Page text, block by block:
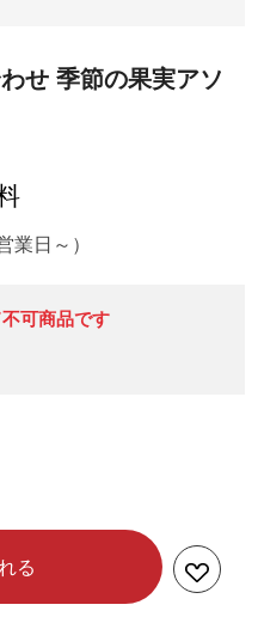
せ 季節の果実アソ
業日～）
可商品です
る